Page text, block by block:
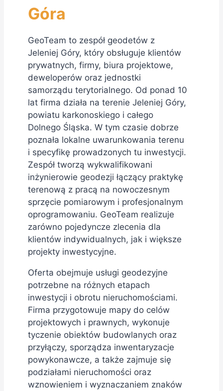
Góra
GeoTeam to zespół geodetów z
Jeleniej Góry, który obsługuje klientów
prywatnych, firmy, biura projektowe,
deweloperów oraz jednostki
samorządu terytorialnego. Od ponad 10
lat firma działa na terenie Jeleniej Góry,
powiatu karkonoskiego i całego
Dolnego Śląska. W tym czasie dobrze
poznała lokalne uwarunkowania terenu
i specyfikę prowadzonych tu inwestycji.
Zespół tworzą wykwalifikowani
inżynierowie geodezji łączący praktykę
terenową z pracą na nowoczesnym
sprzęcie pomiarowym i profesjonalnym
oprogramowaniu. GeoTeam realizuje
zarówno pojedyncze zlecenia dla
klientów indywidualnych, jak i większe
projekty inwestycyjne.
Oferta obejmuje usługi geodezyjne
potrzebne na różnych etapach
inwestycji i obrotu nieruchomościami.
Firma przygotowuje mapy do celów
projektowych i prawnych, wykonuje
tyczenie obiektów budowlanych oraz
przyłączy, sporządza inwentaryzacje
powykonawcze, a także zajmuje się
podziałami nieruchomości oraz
wznowieniem i wyznaczaniem znaków